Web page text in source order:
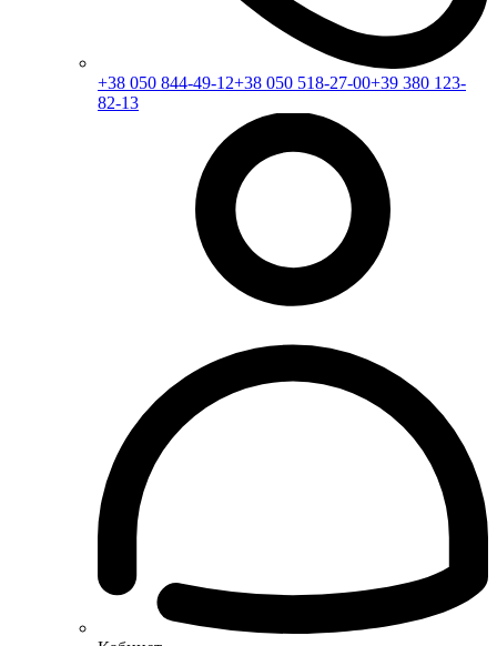
+38 050 844-49-12+38 050 518-27-00+39 380 123-
82-13